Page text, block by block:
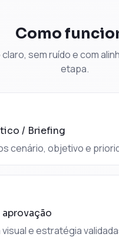
Como
sem ruído e com
etapa.
/ Briefing
cenário, objetivo e
aprovação
e estratégia